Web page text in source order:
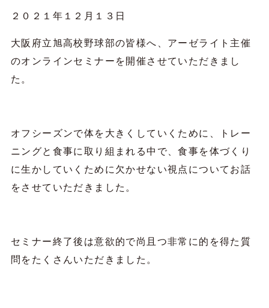
２０２１年１２月１３日
大阪府立旭高校野球部の皆様へ、アーゼライト主催
のオンラインセミナーを開催させていただきまし
た。
オフシーズンで体を大きくしていくために、トレー
ニングと食事に取り組まれる中で、食事を体づくり
に生かしていくために欠かせない視点についてお話
をさせていただきました。
セミナー終了後は意欲的で尚且つ非常に的を得た質
問をたくさんいただきました。